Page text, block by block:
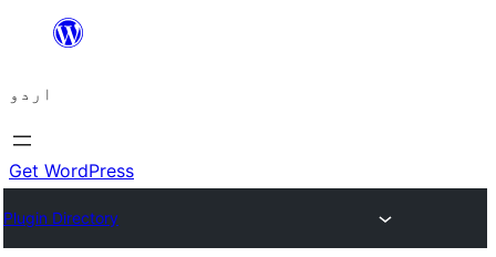
چھوڑیں
پر
جائیں
اردو
Get WordPress
Plugin Directory